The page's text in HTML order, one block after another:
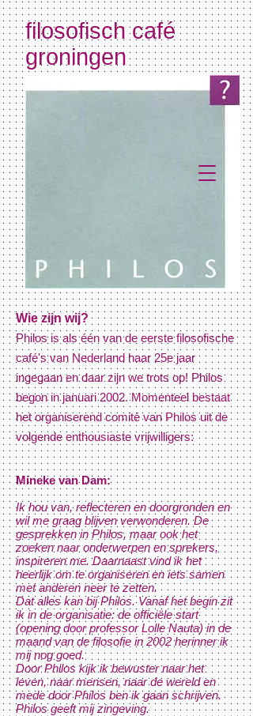
filosofisch café
groningen
Wie zijn wij?
Philos is als één van de eerste filosofische
café's van Nederland haar 25e jaar
ingegaan en daar zijn we trots op! Philos
begon in januari 2002. Momenteel bestaat
het organiserend comité van Philos uit de
volgende enthousiaste vrijwilligers:
Mineke van Dam:
Ik hou van, reflecteren en doorgronden en
wil me graag blijven verwonderen. De
gesprekken in Philos, maar ook het
zoeken naar onderwerpen en sprekers,
inspireren me. Daarnaast vind ik het
heerlijk om te organiseren en iets samen
met anderen neer te zetten.
Dat alles kan bij Philos. Vanaf het begin zit
ik in de organisatie: de officiële start
(opening door professor Lolle Nauta) in de
maand van de filosofie in 2002 herinner ik
mij nog goed.
Door Philos kijk ik bewuster naar het
leven, naar mensen, naar de wereld en
mede door Philos ben ik gaan schrijven.
Philos geeft mij zingeving.